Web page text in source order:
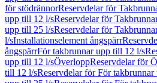
för stödrännorReservdelar för
upp till 12 l/sReservdelar för
upp till 25 l/sReservdelar för
l/sInstallationselement ångspärr
ångspärrFör takbrunnar upp till 12 l/s
upp till 12 l/sÖverloppReservdelar för
till 12 l/sReservdelar för För